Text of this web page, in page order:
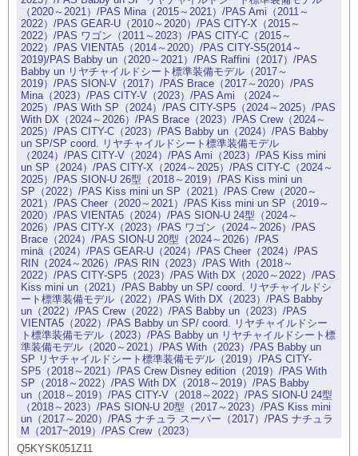
（2020～2021）/PAS Mina（2015～2021）/PAS Ami（2011～
2022）/PAS GEAR-U（2010～2020）/PAS CITY-X（2015～
2022）/PAS ワゴン（2011～2023）/PAS CITY-C（2015～
2022）/PAS VIENTA5（2014～2020）/PAS CITY-S5(2014～
2019)/PAS Babby un（2020～2021）/PAS Raffini（2017）/PAS
Babby un リヤチャイルドシート標準装備モデル（2017～
2019）/PAS SION-V（2017）/PAS Brace（2017～2020）/PAS
Mina（2023）/PAS CITY-V（2023）/PAS Ami （2024～
2025）/PAS With SP（2024）/PAS CITY-SP5（2024～2025）/PAS
With DX（2024～2026）/PAS Brace（2023）/PAS Crew（2024～
2025）/PAS CITY-C（2023）/PAS Babby un（2024）/PAS Babby
un SP/SP coord. リヤチャイルドシート標準装備モデル
（2024）/PAS CITY-V（2024）/PAS Ami（2023）/PAS Kiss mini
un SP（2024）/PAS CITY-X（2024～2025）/PAS CITY-C（2024～
2025）/PAS SION-U 26型（2018～2019）/PAS Kiss mini un
SP（2022）/PAS Kiss mini un SP（2021）/PAS Crew（2020～
2021）/PAS Cheer（2020～2021）/PAS Kiss mini un SP（2019～
2020）/PAS VIENTA5（2024）/PAS SION-U 24型（2024～
2026）/PAS CITY-X（2023）/PAS ワゴン（2024～2026）/PAS
Brace（2024）/PAS SION-U 20型（2024～2026）/PAS
minä（2024）/PAS GEAR-U（2024）/PAS Cheer（2024）/PAS
RIN（2024～2026）/PAS RIN（2023）/PAS With（2018～
2022）/PAS CITY-SP5（2023）/PAS With DX（2020～2022）/PAS
Kiss mini un（2021）/PAS Babby un SP/ coord. リヤチャイルドシ
ート標準装備モデル（2022）/PAS With DX（2023）/PAS Babby
un（2022）/PAS Crew（2022）/PAS Babby un（2023）/PAS
VIENTA5（2022）/PAS Babby un SP/ coord. リヤチャイルドシー
ト標準装備モデル（2023）/PAS Babby un リヤチャイルドシート標
準装備モデル（2020～2021）/PAS With（2023）/PAS Babby un
SP リヤチャイルドシート標準装備モデル（2019）/PAS CITY-
SP5（2018～2021）/PAS Crew Disney edition（2019）/PAS With
SP（2018～2022）/PAS With DX（2018～2019）/PAS Babby
un（2018～2019）/PAS CITY-V（2018～2022）/PAS SION-U 24型
（2018～2023）/PAS SION-U 20型（2017～2023）/PAS Kiss mini
un（2017～2020）/PAS ナチュラ スーパー（2017）/PAS ナチュラ
M（2017~2019）/PAS Crew（2023）
Q5KYSK051Z11